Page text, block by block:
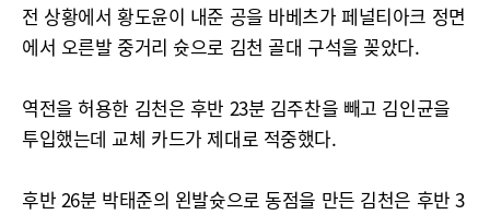
전 상황에서 황도윤이 내준 공을 바베츠가 페널티아크 정면
에서 오른발 중거리 슛으로 김천 골대 구석을 꽂았다.
역전을 허용한 김천은 후반 23분 김주찬을 빼고 김인균을
투입했는데 교체 카드가 제대로 적중했다.
후반 26분 박태준의 왼발슛으로 동점을 만든 김천은 후반 3